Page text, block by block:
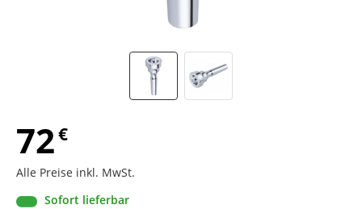
72€
Alle Preise inkl. MwSt.
Sofort lieferbar